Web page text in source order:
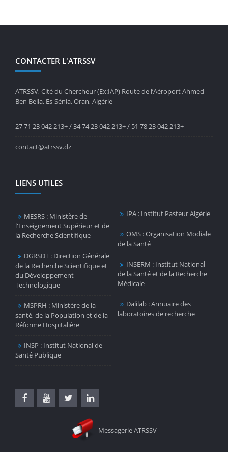
CONTACTER L'ATRSSV
ATRSSV, Cité du Chercheur (Ex:IAP) Route de l’Aéroport Ahmed
Ben Bella, Es-Sénia, Oran, Algérie
27 71 23 042 213+ / 34 74 23 042 213+ / 51 78 23 042 213+
contact@atrssv.dz
LIENS UTILES
MESRS : Ministère de
l'Enseignement Supérieur et de
la Recherche Scientifique
DGRSDT : Direction Générale
de la Recherche Scientifique et
du Développement
Technologique
MSPRH : Ministère de la
santé, de la Population et de la
Réforme Hospitalière
INSP : Institut National de
Santé Publique
IPA : Institut Pasteur Algérie
OMS : Organisation Modiale
de la Santé
INSERM : Institut National
de la Santé et de la Recherche
Médicale
Dalilab : Annuaire des
laboratoires de recherche
Messagerie ATRSSV